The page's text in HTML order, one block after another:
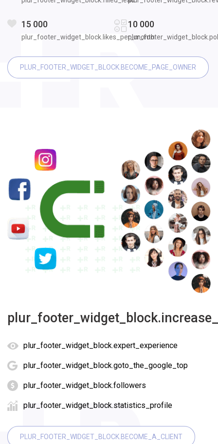
15 000
plur_footer_widget_block.likes_per_month
10 000
PLUR_FOOTER_WIDGET_BLOCK.BECOME_PAGE_OWNER
plur_footer_widget_block.expert_experience
plur_footer_widget_block.goto_the_google_top
plur_footer_widget_block.followers
plur_footer_widget_block.statistics_profile
PLUR_FOOTER_WIDGET_BLOCK.BECOME_A_CLIENT